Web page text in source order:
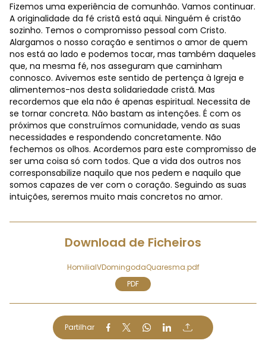
Fizemos uma experiência de comunhão. Vamos continuar.
A originalidade da fé cristã está aqui. Ninguém é cristão
sozinho. Temos o compromisso pessoal com Cristo.
Alargamos o nosso coração e sentimos o amor de quem
nos está ao lado e podemos tocar, mas também daqueles
que, na mesma fé, nos asseguram que caminham
connosco. Avivemos este sentido de pertença à Igreja e
alimentemos-nos desta solidariedade cristã. Mas
recordemos que ela não é apenas espiritual. Necessita de
se tornar concreta. Não bastam as intenções. É com os
próximos que construímos comunidade, vendo as suas
necessidades e respondendo concretamente. Não
fechemos os olhos. Acordemos para este compromisso de
ser uma coisa só com todos. Que a vida dos outros nos
corresponsabilize naquilo que nos pedem e naquilo que
somos capazes de ver com o coração. Seguindo as suas
intuições, seremos muito mais concretos no amor.
Download de Ficheiros
HomiliaIVDomingodaQuaresma.pdf
PDF
Partilhar